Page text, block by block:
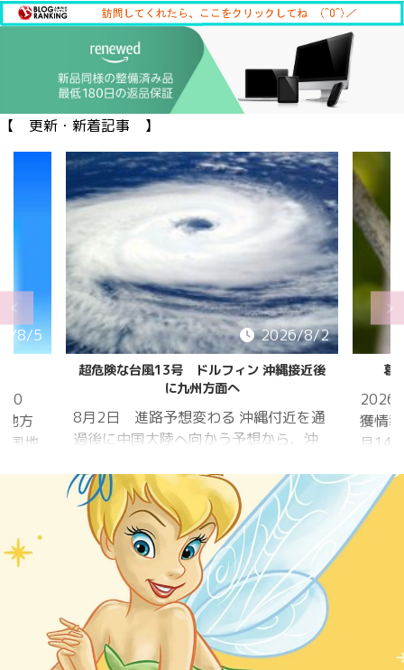
【 更新・新着記事 】
8/5
20
方
国地
2026/8/2
超危険な台風13号 ドルフィン 沖縄接近後
に九州方面へ
8月2日 進路予想変わる 沖縄付近を通
過後に中国大陸へ向かう予想から、沖
リカ海洋大気
庁
ヨーロッパ中
期予報センター 気象庁 8月31日
6:00 8月30日 5:20 8月1日に南鳥島
近海で猛烈な勢力へ 台風13号は、今
後、海面水温が29度以上の海域を西進
する見込みで、猛烈な勢力になる見込
み。
葛
2026
獲情
月14
低調
か、
はか
たコ